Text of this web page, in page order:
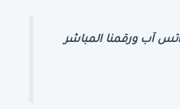
آب ورقمنا المباشر